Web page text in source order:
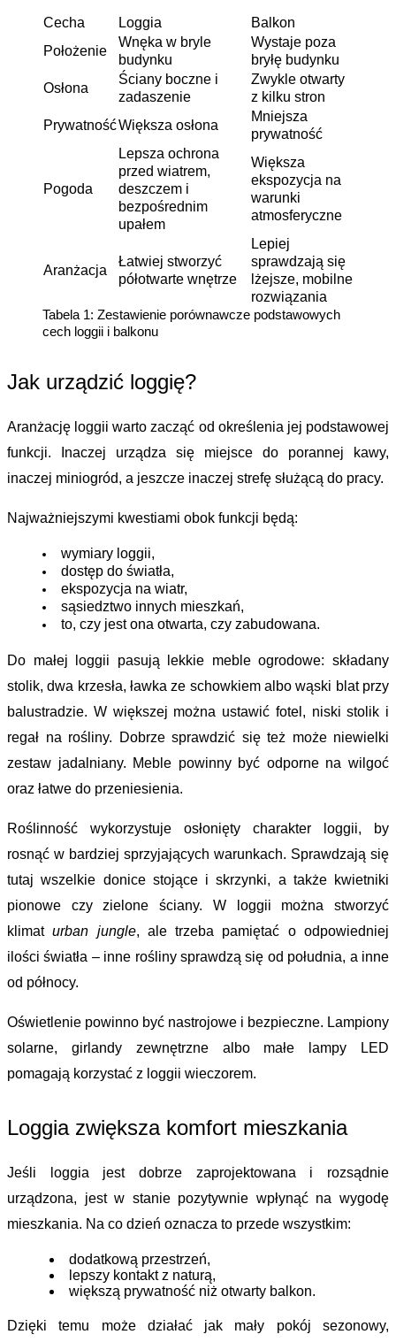
Cecha Loggia
Balkon
Położenie
Wnęka w bryle
budynku
Wystaje poza
bryłę budynku
Osłona
Ściany boczne i
zadaszenie
Zwykle otwarty
z kilku stron
PrywatnośćWiększa osłona
Mniejsza
prywatność
Pogoda
Lepsza ochrona
przed wiatrem,
deszczem i
bezpośrednim
upałem
Większa
ekspozycja na
warunki
atmosferyczne
Aranżacja
Łatwiej stworzyć
półotwarte wnętrze
Lepiej
sprawdzają się
lżejsze, mobilne
rozwiązania
Tabela 1: Zestawienie porównawcze podstawowych
cech loggii i balkonu
Jak urządzić loggię?
Aranżację loggii warto zacząć od określenia jej podstawowej
funkcji. Inaczej urządza się miejsce do porannej kawy,
inaczej miniogród, a jeszcze inaczej strefę służącą do pracy.
Najważniejszymi kwestiami obok funkcji będą:
wymiary loggii,
dostęp do światła,
ekspozycja na wiatr,
sąsiedztwo innych mieszkań,
to, czy jest ona otwarta, czy zabudowana.
Do małej loggii pasują lekkie meble ogrodowe: składany
stolik, dwa krzesła, ławka ze schowkiem albo wąski blat przy
balustradzie. W większej można ustawić fotel, niski stolik i
regał na rośliny. Dobrze sprawdzić się też może niewielki
zestaw jadalniany. Meble powinny być odporne na wilgoć
oraz łatwe do przeniesienia.
Roślinność wykorzystuje osłonięty charakter loggii, by
rosnąć w bardziej sprzyjających warunkach. Sprawdzają się
tutaj wszelkie donice stojące i skrzynki, a także kwietniki
pionowe czy zielone ściany. W loggii można stworzyć
klimat urban jungle, ale trzeba pamiętać o odpowiedniej
ilości światła – inne rośliny sprawdzą się od południa, a inne
od północy.
Oświetlenie powinno być nastrojowe i bezpieczne. Lampiony
solarne, girlandy zewnętrzne albo małe lampy LED
pomagają korzystać z loggii wieczorem.
Loggia zwiększa komfort mieszkania
Jeśli loggia jest dobrze zaprojektowana i rozsądnie
urządzona, jest w stanie pozytywnie wpłynąć na wygodę
mieszkania. Na co dzień oznacza to przede wszystkim:
dodatkową przestrzeń,
lepszy kontakt z naturą,
większą prywatność niż otwarty balkon.
Dzięki temu może działać jak mały pokój sezonowy,